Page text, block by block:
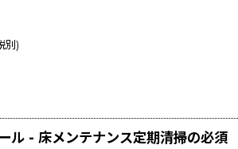
別)
ル - 床メンテナンス定期清掃の必須